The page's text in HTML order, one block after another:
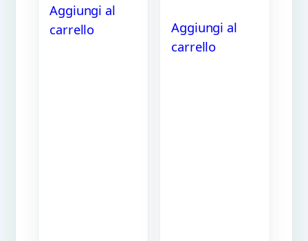
Aggiungi al
carrello
Aggiungi al
carrello